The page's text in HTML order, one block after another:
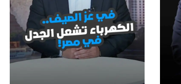
01:51